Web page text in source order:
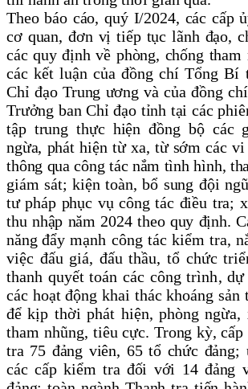
Theo báo cáo, quý I/2024, các cấp
cơ quan, đơn vị tiếp tục lãnh đạo,
các quy định về phòng, chống tham
cáckết luận của đồng chí Tổng Bí
Chỉ đạo Trung ươngvà của đồng
Trưởng ban Chỉ đạotỉnh tại các
tập trung thực hiện đồng bộ các
ngừa, phát hiện từ xa, từ sớm các vi
thông qua công tác nắm tình hình,
giám sát; kiện toàn, bổ sung đội
tư pháp phục vụ công tác điều tra;
thu nhập năm 2024 theo quy định.
năngđẩy mạnh công tác kiểm tra,
việc đấu giá, đấu thầu, tổ chức
thanh quyết toán các công trình,
các hoạt động khai thác khoáng
để kịp thời phát hiện, phòng
tham nhũng, tiêu cực. Trong kỳ,
tra 75 đảng viên, 65 tổ chức đảng;
các cấp kiểm tra đối với 14 đảng